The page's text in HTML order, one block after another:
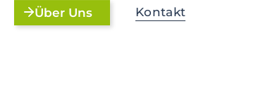
Über Uns Kontakt